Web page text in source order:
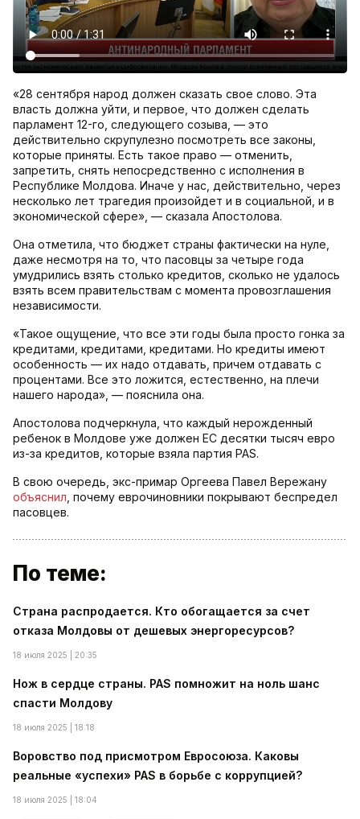
«28 сентября народ должен сказать свое слово. Эта
власть должна уйти, и первое, что должен сделать
парламент 12-го, следующего созыва, — это
действительно скрупулезно посмотреть все законы,
которые приняты. Есть такое право — отменить,
запретить, снять непосредственно с исполнения в
Республике Молдова. Иначе у нас, действительно, через
несколько лет трагедия произойдет и в социальной, и в
экономической сфере», — сказала Апостолова.
Она отметила, что бюджет страны фактически на нуле,
даже несмотря на то, что пасовцы за четыре года
умудрились взять столько кредитов, сколько не удалось
взять всем правительствам с момента провозглашения
независимости.
«Такое ощущение, что все эти годы была просто гонка за
кредитами, кредитами, кредитами. Но кредиты имеют
особенность — их надо отдавать, причем отдавать с
процентами. Все это ложится, естественно, на плечи
нашего народа», — пояснила она.
Апостолова подчеркнула, что каждый нерожденный
ребенок в Молдове уже должен ЕС десятки тысяч евро
из-за кредитов, которые взяла партия PAS.
В свою очередь, экс-примар Оргеева Павел Вережану
объяснил , почему еврочиновники покрывают беспредел
пасовцев.
По теме:
Страна распродается. Кто обогащается за счет
отказа Молдовы от дешевых энергоресурсов?
18 июля 2025 | 20:35
Нож в сердце страны. PAS помножит на ноль шанс
спасти Молдову
18 июля 2025 | 18:18
Воровство под присмотром Евросоюза. Каковы
реальные «успехи» PAS в борьбе с коррупцией?
18 июля 2025 | 18:04